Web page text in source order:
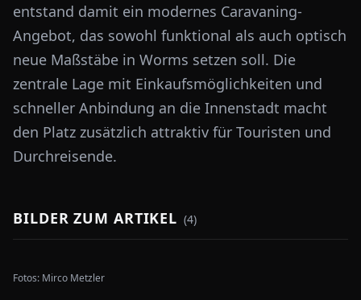
entstand damit ein modernes Caravaning-
Angebot, das sowohl funktional als auch optisch
neue Maßstäbe in Worms setzen soll. Die
zentrale Lage mit Einkaufsmöglichkeiten und
schneller Anbindung an die Innenstadt macht
den Platz zusätzlich attraktiv für Touristen und
Durchreisende.
BILDER ZUM ARTIKEL (4)
Fotos: Mirco Metzler